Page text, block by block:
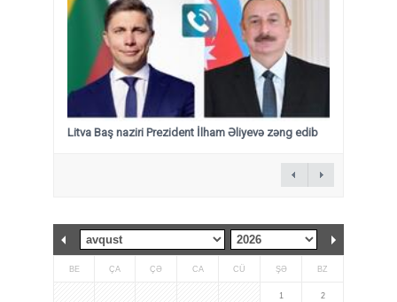
Litva Baş naziri Prezident İlham Əliyevə zəng edib
BE ÇA ÇƏ CA CÜ ŞƏ BZ
1 2